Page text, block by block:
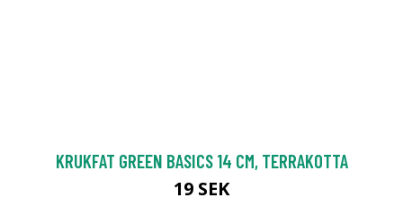
KRUKFAT GREEN BASICS 14 CM, TERRAKOTTA
19 SEK